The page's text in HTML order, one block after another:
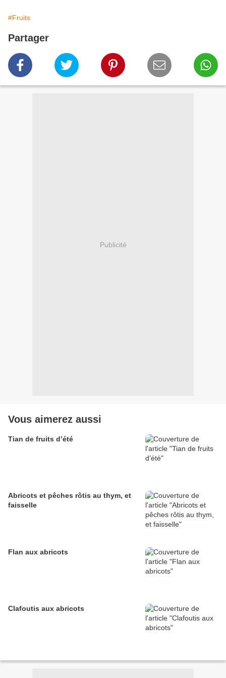
#Fruits
Partager
Publicité
Vous aimerez aussi
Tian de fruits d’été
Abricots et pêches rôtis au thym, et
faisselle
Flan aux abricots
Clafoutis aux abricots